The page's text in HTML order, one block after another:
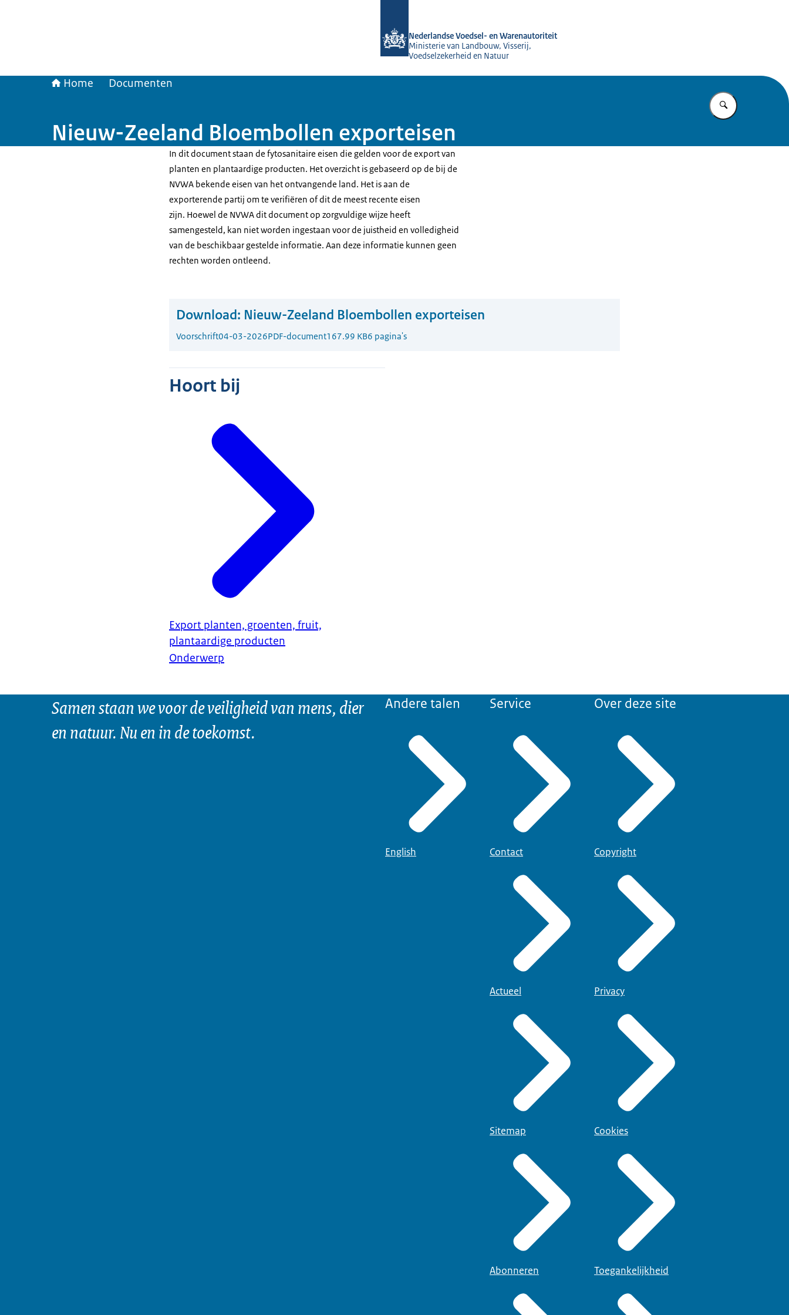
Nederlandse Voedsel- en Warenautoriteit
Ministerie van Landbouw, Visserij,
Voedselzekerheid en Natuur
Home Documenten
Vul in wat u
Nieuw-Zeeland Bloembollen exporteisen
In dit document staan de fytosanitaire eisen die gelden voor de export van
planten en plantaardige producten. Het overzicht is gebaseerd op de bij de
NVWA bekende eisen van het ontvangende land. Het is aan de
exporterende partij om te verifiëren of dit de meest recente eisen
zijn. Hoewel de NVWA dit document op zorgvuldige wijze heeft
samengesteld, kan niet worden ingestaan voor de juistheid en volledigheid
van de beschikbaar gestelde informatie. Aan deze informatie kunnen geen
rechten worden ontleend.
Download: Nieuw-Zeeland Bloembollen exporteisen
Voorschrift04-03-2026PDF-document167.99 KB6 pagina's
Hoort bij
Export planten, groenten, fruit,
plantaardige producten
Onderwerp
Samen staan we voor de veiligheid van mens, dier
en natuur. Nu en in de toekomst.
Andere talen
English
Service
Contact
Actueel
Sitemap
Abonneren
Over deze site
Copyright
Privacy
Cookies
Toegankelijkheid